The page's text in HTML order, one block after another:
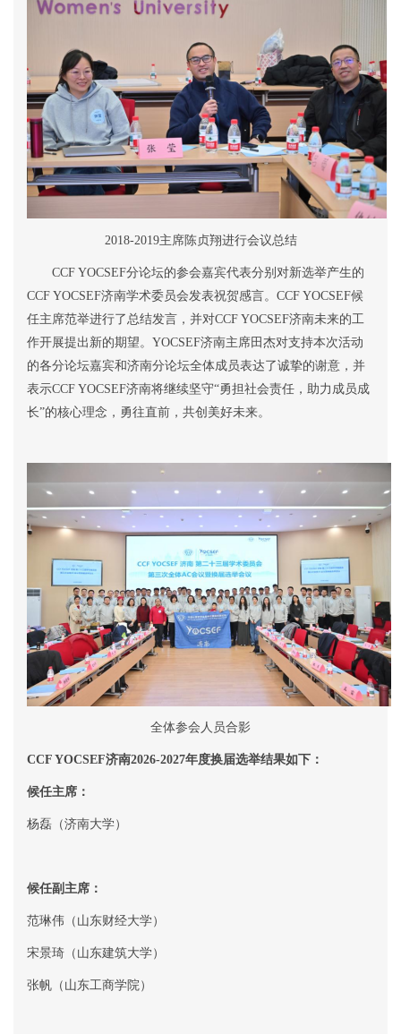
2018-2019主席陈贞翔进行会议总结
CCF YOCSEF分论坛的参会嘉宾代表分别对新选举产生的
CCF YOCSEF济南学术委员会发表祝贺感言。 CCF YOCSEF候
任主席范举进行了总结发言，并对CCF YOCSEF济南未来的工
作开展提出新的期望。 YOCSEF济南主席田杰对支持本次活动
的各分论坛嘉宾和济南分论坛全体成员表达了诚挚的谢意，并
表示CCF YOCSEF济南将继续坚守“勇担社会责任，助力成员成
长”的核心理念，勇往直前，共创美好未来。
全体参会人员合影
CCF YOCSEF济南2026-2027年度换届选举结果如下：
候任主席：
杨磊（济南大学）
候任副主席：
范琳伟（山东财经大学）
宋景琦（山东建筑大学）
张帆（山东工商学院）